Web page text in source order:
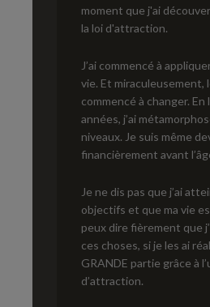
moment que j'ai
la loi d'attraction.
J’ai commencé à
vie. Et miraculeusement,
commencé à changer. En
années, j’ai
niveaux. Je suis même
financièrement avant
Je ne dis pas que j’ai
objectifs et que ma vie
peux dire fièrement que
ces choses, si je les ai
GRANDE partie grâce à
d’attraction.